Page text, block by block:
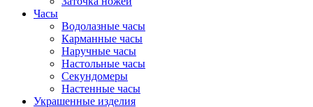
Часы
Водолазные часы
Карманные часы
Наручные часы
Настольные часы
Секундомеры
Настенные часы
Украшенные изделия